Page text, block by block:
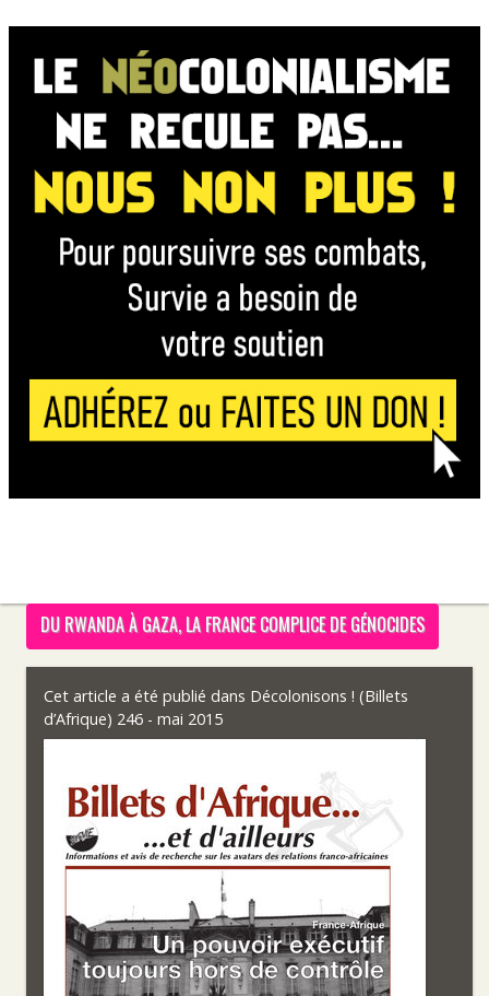
DU RWANDA À GAZA, LA FRANCE COMPLICE DE GÉNOCIDES
Cet article a été publié dans Décolonisons ! (Billets
d’Afrique) 246 - mai 2015